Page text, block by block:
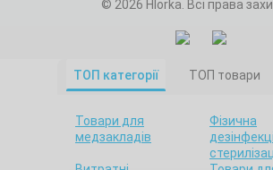
© 2026 Hlorka. Всі права
ТОП категорії ТОП товари
Товари для
медзакладів
Фізична